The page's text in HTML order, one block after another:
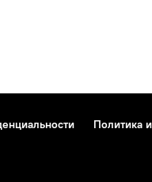
Политика